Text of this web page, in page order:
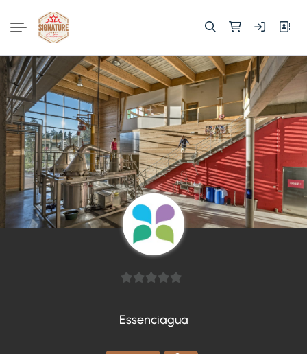
Rechercher :
Essenciagua